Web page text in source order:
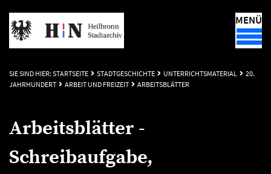
MENÜ
SIE SIND HIER: STARTSEITE STADTGESCHICHTE UNTERRICHTSMATERIAL
20.
JAHRHUNDERT
ARBEIT UND FREIZEIT ARBEITSBLÄTTER
Arbeitsblätter -
Schreibaufgabe,